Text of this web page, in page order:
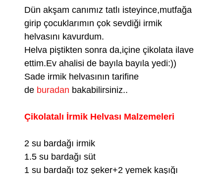
Dün akşam canımız tatlı isteyince,mutfağa
girip çocuklarımın çok sevdiği irmik
helvasını kavurdum.
Helva piştikten sonra da,içine çikolata ilave
ettim.Ev ahalisi de bayıla bayıla yedi:))
Sade irmik helvasının tarifine
de buradan bakabilirsiniz..
Çikolatalı İrmik Helvası Malzemeleri
2 su bardağı irmik
1.5 su bardağı süt
1 su bardağı toz şeker+2 yemek kaşığı